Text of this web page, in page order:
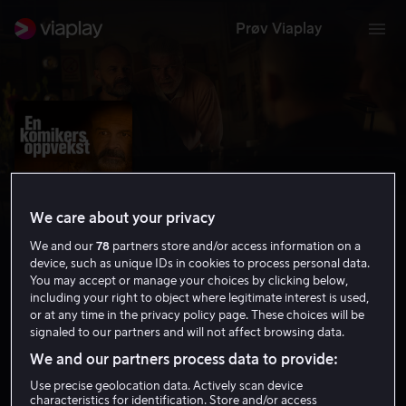
Prøv Viaplay
En komikers oppvekst
6.4 Drama 2019 1 t 27 min
12 år
We care about your privacy
We and our78 partners store and/or access information on a
device, such as unique IDs in cookies to process personal data.
You may accept or manage your choices by clicking below,
including your right to object where legitimate interest is used,
or at any time in the privacy policy page. These choices will be
signaled to our partners and will not affect browsing data.
We and our partners process data to provide:
Use precise geolocation data. Actively scan device
characteristics for identification. Store and/or access